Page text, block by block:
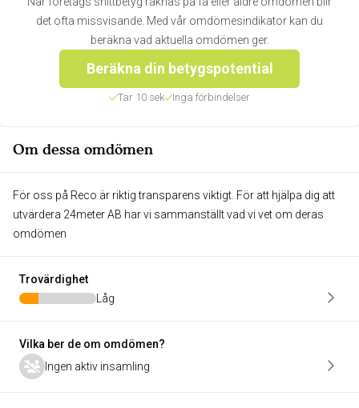
det ofta missvisande. Med vår omdömesindikator kan du
beräkna vad aktuella omdömen ger.
Beräkna din betygspotential
Tar 10 sek Inga förbindelser
Om dessa omdömen
För oss på Reco är riktig transparens viktigt. För att hjälpa dig att
utvärdera 24meter AB har vi sammanställt vad vi vet om deras
omdömen
Trovärdighet
Låg
Vilka ber de om omdömen?
Ingen aktiv insamling